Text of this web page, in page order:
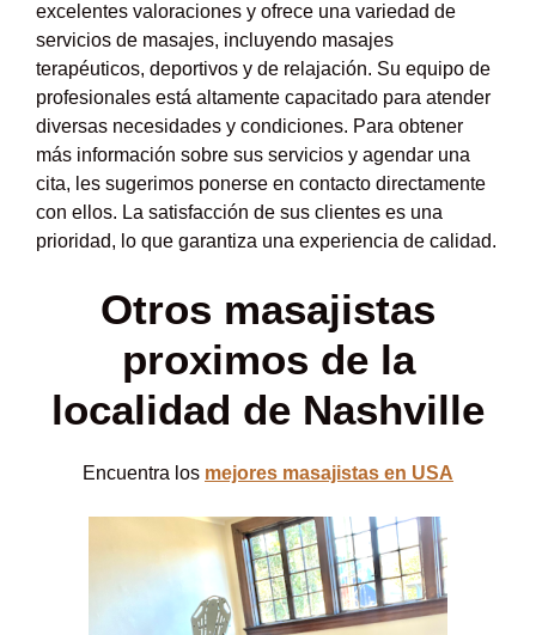
excelentes valoraciones y ofrece una variedad de
servicios de masajes, incluyendo masajes
terapéuticos, deportivos y de relajación. Su equipo de
profesionales está altamente capacitado para atender
diversas necesidades y condiciones. Para obtener
más información sobre sus servicios y agendar una
cita, les sugerimos ponerse en contacto directamente
con ellos. La satisfacción de sus clientes es una
prioridad, lo que garantiza una experiencia de calidad.
Otros masajistas
proximos de la
localidad de Nashville
Encuentra los mejores masajistas en USA